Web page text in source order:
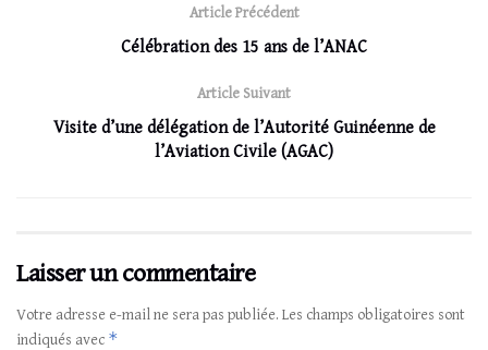
Article Précédent
Célébration des 15 ans de l’ANAC
Article Suivant
Visite d’une délégation de l’Autorité Guinéenne de
l’Aviation Civile (AGAC)
Laisser un commentaire
Votre adresse e-mail ne sera pas publiée. Les champs obligatoires sont
indiqués avec *